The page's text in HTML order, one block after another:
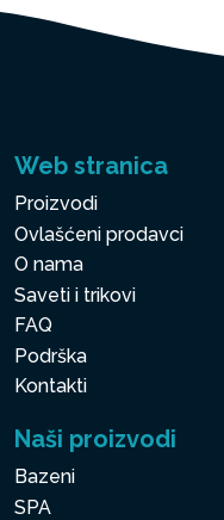
Web stranica
Proizvodi
Ovlašćeni prodavci
O nama
Saveti i trikovi
FAQ
Podrška
Kontakti
Naši proizvodi
Bazeni
SPA